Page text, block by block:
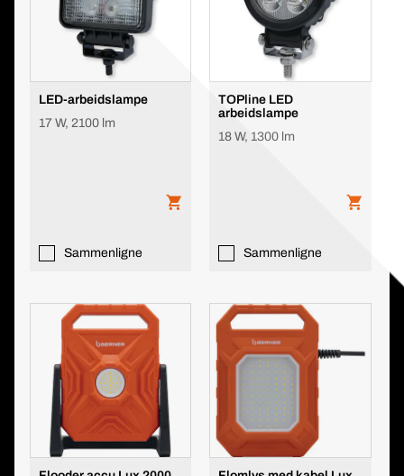
LED-arbeidslampe
17 W, 2100 lm
Sammenligne
TOPline LED
arbeidslampe
18 W, 1300 lm
Sammenligne